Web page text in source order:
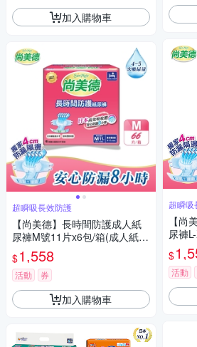
加入購物車
超瞬吸長效防護
【尚美德】長時間防護成人紙
尿褲M號11片x6包/箱(成人紙尿
褲 黏貼式 夜用)
$1,558
活動 券
加入購物車
超瞬吸
【尚
尿褲
尿褲
$
活動